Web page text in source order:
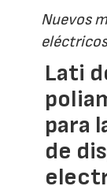
Nuevos
Lati
para
de